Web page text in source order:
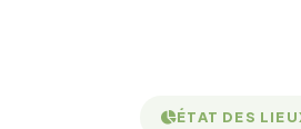
ÉTAT DES